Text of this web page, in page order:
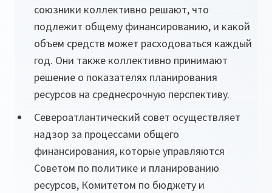
союзники коллективно решают, что
подлежит общему финансированию, и какой
объем средств может расходоваться каждый
год. Они также коллективно принимают
решение о показателях планирования
ресурсов на среднесрочную перспективу.
Североатлантический совет осуществляет
надзор за процессами общего
финансирования, которые управляются
Советом по политике и планированию
ресурсов, Комитетом по бюджету и